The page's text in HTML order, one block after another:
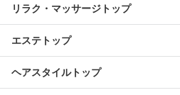
リラク・マッサージトップ
エステトップ
ヘアスタイルトップ